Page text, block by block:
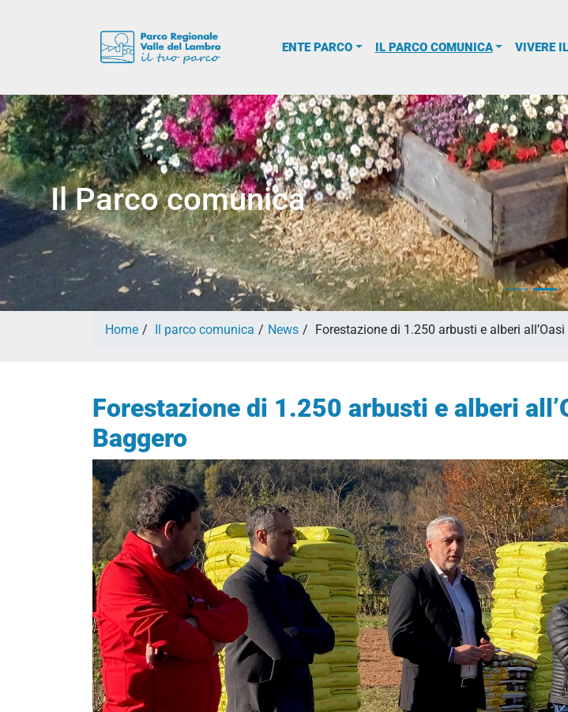
ENTE PARCO IL PARCO COMUNICA VIVERE
Il Parco comunica
Home Il parco comunica News Forestazione di 1.250 arbusti e alberi
Forestazione di 1.250 arbusti e alberi
Baggero